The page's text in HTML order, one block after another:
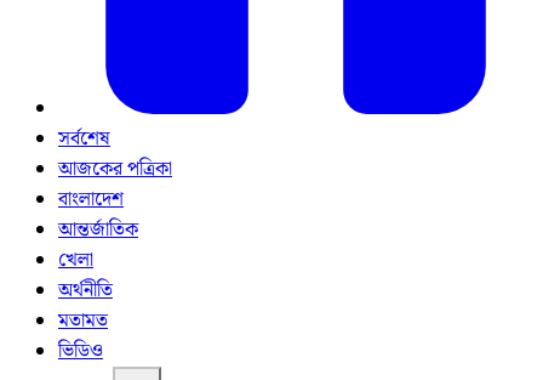
সর্বশেষ
আজকের পত্রিকা
বাংলাদেশ
আন্তর্জাতিক
খেলা
অর্থনীতি
মতামত
ভিডিও